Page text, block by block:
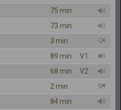
75 min
73 min
3 min
89 min
V1
68 min
V2
2 min
84 min